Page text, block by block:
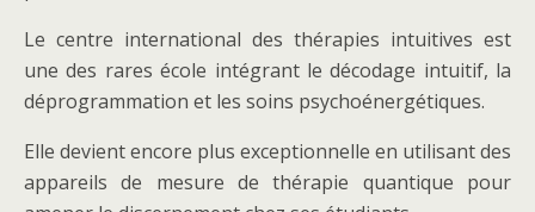
Le centre international des thérapies intuitives est
une des rares école intégrant le décodage intuitif, la
déprogrammation et les soins psychoénergétiques.
Elle devient encore plus exceptionnelle en utilisant des
appareils de mesure de thérapie quantique pour